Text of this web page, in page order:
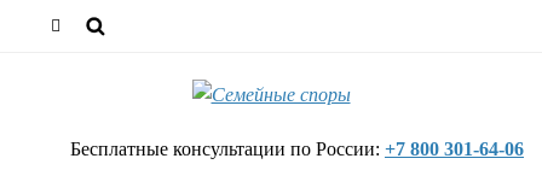
Бесплатные консультации по России: +7 800 301-64-06